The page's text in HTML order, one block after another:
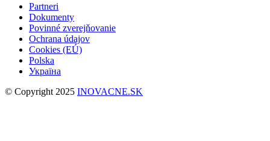
Partneri
Dokumenty
Povinné zverejňovanie
Ochrana údajov
Cookies (EÚ)
Polska
Україна
© Copyright 2025 INOVACNE.SK